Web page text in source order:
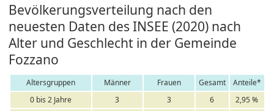
Bevölkerungsverteilung nach den
neuesten Daten des INSEE (2020) nach
Alter und Geschlecht in der Gemeinde
Fozzano
Altersgruppen Männer Frauen Gesamt
Anteile*
0 bis 2 Jahre
3 3 6
2,95 %